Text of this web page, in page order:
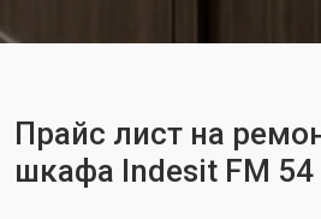
Прайс лист на
шкафа Indesit FM 54